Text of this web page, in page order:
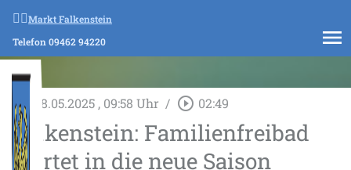
Markt Falkenstein
Telefon 09462 94220
menu
So., 18.05.2025 , 09:58 Uhr / play_circle_outline 02:49
Falkenstein: Familienfreibad
startet in die neue Saison